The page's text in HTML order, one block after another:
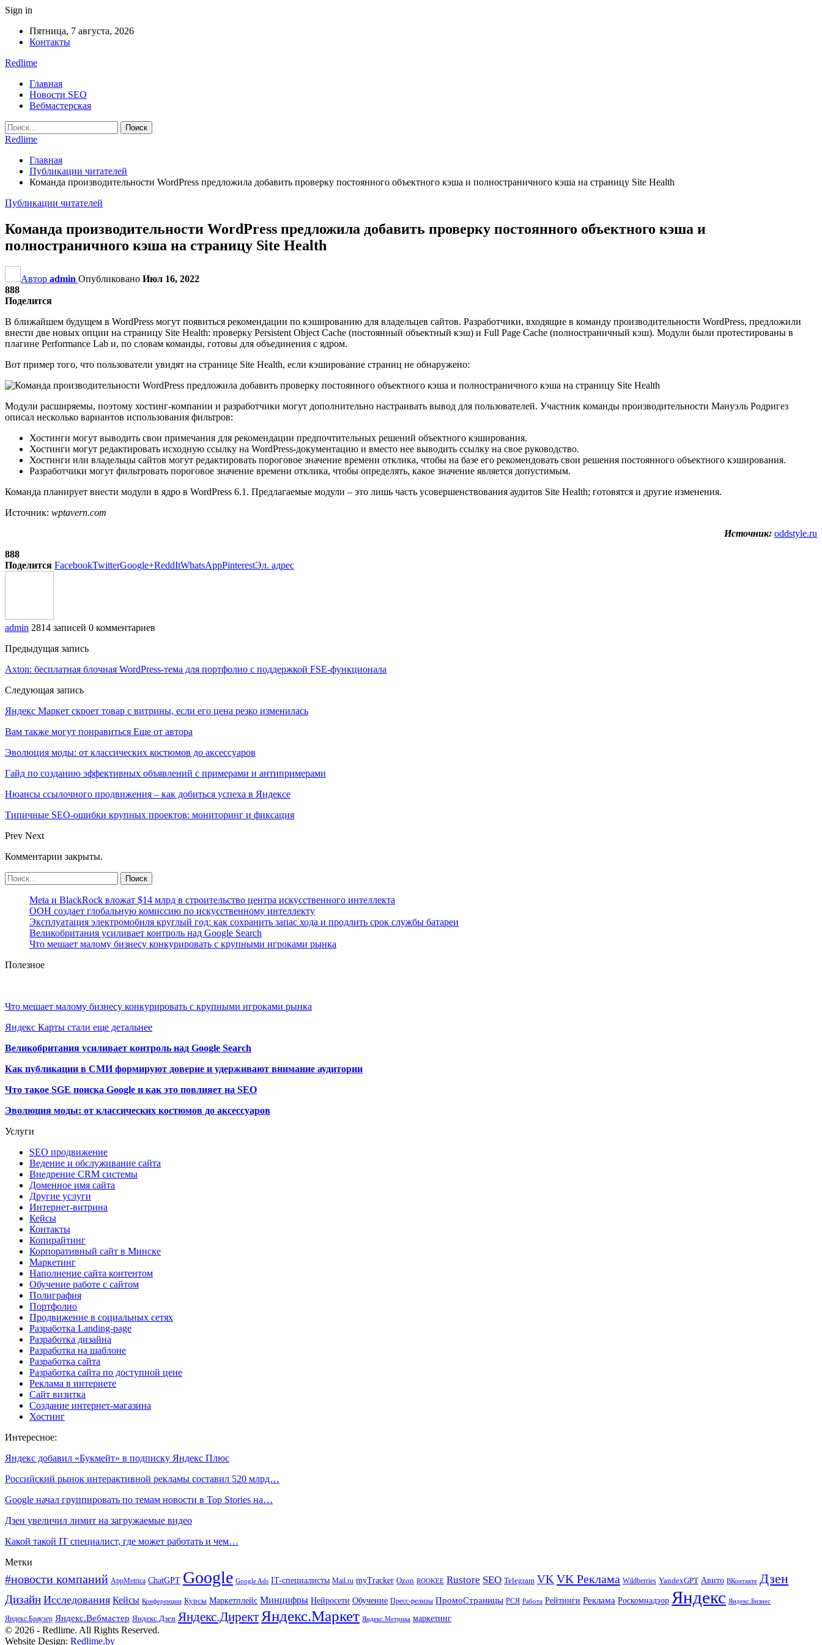
Sign in
Пятница, 7 августа, 2026
Контакты
Redlime
Главная
Новости SEO
Вебмастерская
Redlime
Главная
Публикации читателей
Команда производительности WordPress предложила добавить проверку постоянного объектного кэша и полностраничного кэша на страницу Site Health
Публикации читателей
Команда производительности WordPress предложила добавить проверку постоянного объектного кэша и
полностраничного кэша на страницу Site Health
Автор admin Опубликовано Июл 16, 2022
888
Поделится
В ближайшем будущем в WordPress могут появиться рекомендации по кэшированию для владельцев сайтов. Разработчики, входящие в команду производительности WordPress, предложили
внести две новых опции на страницу Site Health: проверку Persistent Object Cache (постоянный объектный кэш) и Full Page Cache (полностраничный кэш). Модули были протестированы в
плагине Performance Lab и, по словам команды, готовы для объединения с ядром.
Вот пример того, что пользователи увидят на странице Site Health, если кэширование страниц не обнаружено:
Модули расширяемы, поэтому хостинг-компании и разработчики могут дополнительно настраивать вывод для пользователей. Участник команды производительности Мануэль Родригез
описал несколько вариантов использования фильтров:
Хостинги могут выводить свои примечания для рекомендации предпочтительных решений объектного кэширования.
Хостинги могут редактировать исходную ссылку на WordPress-документацию и вместо нее выводить ссылку на свое руководство.
Хостинги или владельцы сайтов могут редактировать пороговое значение времени отклика, чтобы на базе его рекомендовать свои решения постоянного объектного кэширования.
Разработчики могут фильтровать пороговое значение времени отклика, чтобы определять, какое значение является допустимым.
Команда планирует внести модули в ядро в WordPress 6.1. Предлагаемые модули – это лишь часть усовершенствования аудитов Site Health; готовятся и другие изменения.
Источник: wptavern.com
Источник: oddstyle.ru
888
Поделится FacebookTwitterGoogle+ReddItWhatsAppPinterestЭл. адрес
admin 2814 записей 0 комментариев
Предыдущая запись
Axton: бесплатная блочная WordPress-тема для портфолио с поддержкой FSE-функционала
Следующая запись
Яндекс Маркет скроет товар с витрины, если его цена резко изменилась
Вам также могут понравиться Еще от автора
Эволюция моды: от классических костюмов до аксессуаров
Гайд по созданию эффективных объявлений с примерами и антипримерами
Нюансы ссылочного продвижения – как добиться успеха в Яндексе
Типичные SEO-ошибки крупных проектов: мониторинг и фиксация
Prev Next
Комментарии закрыты.
Meta и BlackRock вложат $14 млрд в строительство центра искусственного интеллекта
ООН создает глобальную комиссию по искусственному интеллекту
Эксплуатация электромобиля круглый год: как сохранить запас хода и продлить срок службы батареи
Великобритания усиливает контроль над Google Search
Что мешает малому бизнесу конкурировать с крупными игроками рынка
Полезное
Что мешает малому бизнесу конкурировать с крупными игроками рынка
Яндекс Карты стали еще детальнее
Великобритания усиливает контроль над Google Search
Как публикации в СМИ формируют доверие и удерживают внимание аудитории
Что такое SGE поиска Google и как это повлияет на SEO
Эволюция моды: от классических костюмов до аксессуаров
Услуги
SEO продвижение
Ведение и обслуживание сайта
Внедрение CRM системы
Доменное имя сайта
Другие услуги
Интернет-витрина
Кейсы
Контакты
Копирайтинг
Корпоративный сайт в Минске
Маркетинг
Наполнение сайта контентом
Обучение работе с сайтом
Полиграфия
Портфолио
Продвижение в социальных сетях
Разработка Landing-page
Разработка дизайна
Разработка на шаблоне
Разработка сайта
Разработка сайта по доступной цене
Реклама в интернете
Сайт визитка
Создание интернет-магазина
Хостинг
Интересное:
Яндекс добавил «Букмейт» в подписку Яндекс Плюс
Российский рынок интерактивной рекламы составил 520 млрд…
Google начал группировать по темам новости в Top Stories на…
Дзен увеличил лимит на загружаемые видео
Какой такой IT специалист, где может работать и чем…
Метки
#новости компаний AppMetrica ChatGPT Google Google Ads IT-специалисты Mail.ru myTracker Ozon ROOKEE Rustore SEO Telegram VK VK Реклама Wildberries YandexGPT Авито ВКонтакте Дзен
Дизайн Исследования Кейсы Конференции Курсы Маркетплейс Минцифры Нейросети Обучение Пресс-релизы ПромоСтраницы РСЯ Работа Рейтинги Реклама Роскомнадзор Яндекс Яндекс.Бизнес
Яндекс.Браузер Яндекс.Вебмастер Яндекс.Дзен Яндекс.Директ Яндекс.Маркет Яндекс.Метрика маркетинг
© 2026 - Redlime. All Rights Reserved.
Website Design: Redlime.by